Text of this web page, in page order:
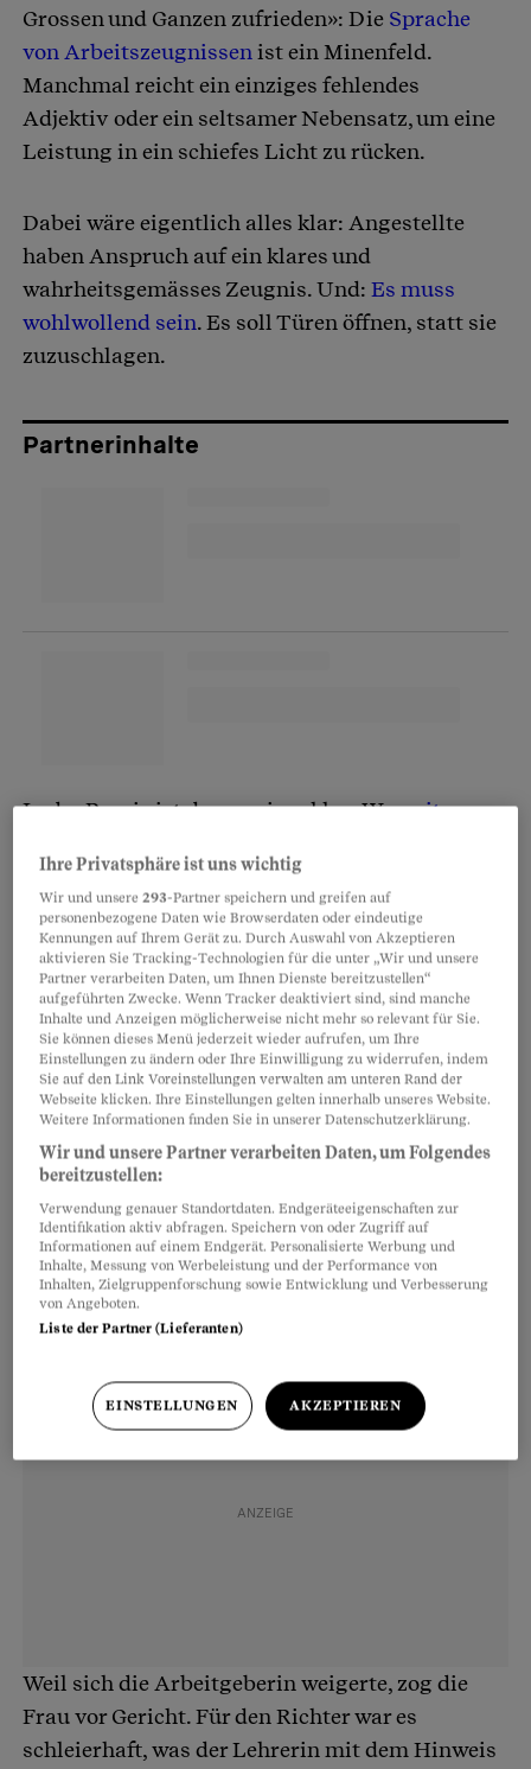
Grossen und Ganzen zufrieden»: Die Sprache
von Arbeitszeugnissenist ein Minenfeld.
Manchmal reicht ein einziges fehlendes
Adjektiv oder ein seltsamer Nebensatz, um eine
Leistung in ein schiefes Licht zu rücken.
Dabei wäre eigentlich alles klar: Angestellte
haben Anspruch auf ein klares und
wahrheitsgemässes Zeugnis. Und: Es muss
wohlwollend sein. Es soll Türen öffnen, statt sie
zuzuschlagen.
Partnerinhalte
In der Praxis ist das weniger klar: Wermit
sich auf ein zähes Ringen um jedes Wort gefasst
machen – wenn nötig auch vor Gericht. Hier ein
paar Beispiele aus der Praxis.
Arbeitszeugnis muss klar sein
Eine Lehrerin arbeitete sieben Jahre an einer
Schule. Das Schlusszeugnis enthielt folgenden
Passus, den die Frau gestrichen haben wollte:
«Die Zusammenarbeit mit Vorgesetzten
gestaltete sich seit der Pandemie zunehmend
schwieriger. [Sie] hatte die sanitarischen
Vorgaben nur teilweise beachtet.»
Weil sich die Arbeitgeberin weigerte, zog die
Frau vor Gericht. Für den Richter war es
schleierhaft, was der Lehrerin mit dem Hinweis
Ihre Privatsphäre ist uns wichtig
Wir und unsere293-Partner speichern und greifen auf
personenbezogene Daten wie Browserdaten oder eindeutige
Kennungen auf Ihrem Gerät zu. Durch Auswahl von Akzeptieren
aktivieren Sie Tracking-Technologien für die unter „Wir und unsere
Partner verarbeiten Daten, um Ihnen Dienste bereitzustellen“
aufgeführten Zwecke. Wenn Tracker deaktiviert sind, sind manche
Inhalte und Anzeigen möglicherweise nicht mehr so relevant für Sie.
Sie können dieses Menü jederzeit wieder aufrufen, um Ihre
Einstellungen zu ändern oder Ihre Einwilligung zu widerrufen, indem
Sie auf den Link Voreinstellungen verwalten am unteren Rand der
Webseite klicken. Ihre Einstellungen gelten innerhalb unseres Website.
Weitere Informationen finden Sie in unserer Datenschutzerklärung.
Wir und unsere Partner verarbeiten Daten, um Folgendes
bereitzustellen:
Verwendung genauer Standortdaten. Endgeräteeigenschaften zur
Identifikation aktiv abfragen. Speichern von oder Zugriff auf
Informationen auf einem Endgerät. Personalisierte Werbung und
Inhalte, Messung von Werbeleistung und der Performance von
Inhalten, Zielgruppenforschung sowie Entwicklung und Verbesserung
von Angeboten.
Liste der Partner (Lieferanten)
EINSTELLUNGEN AKZEPTIEREN